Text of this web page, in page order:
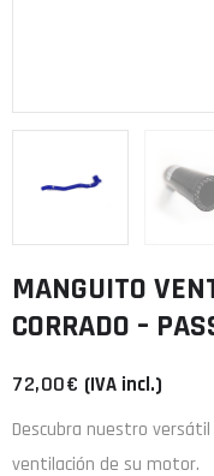
MANGUITO
CORRADO –
72,00€ (IVA incl.)
Descubra nuestro
ventilación de su motor.